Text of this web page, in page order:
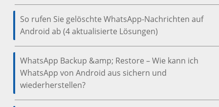
So rufen Sie gelöschte WhatsApp-Nachrichten auf
Android ab (4 aktualisierte Lösungen)
WhatsApp Backup &amp; Restore – Wie kann ich
WhatsApp von Android aus sichern und
wiederherstellen?